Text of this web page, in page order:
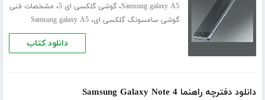
Samsung galaxy A5،گوشی گلکسی ای 5 ، مشخصات فنی
گوشی سامسونگ گلکسی ای،Samsung galaxy A5
دانلود کتاب
دانلود دفترچه راهنما Samsung Galaxy Note 4